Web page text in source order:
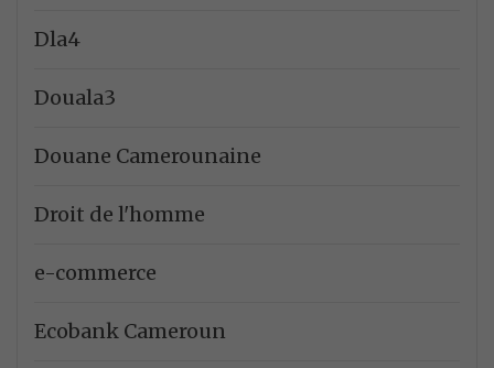
Dla4
Douala3
Douane Camerounaine
Droit de l'homme
e-commerce
Ecobank Cameroun